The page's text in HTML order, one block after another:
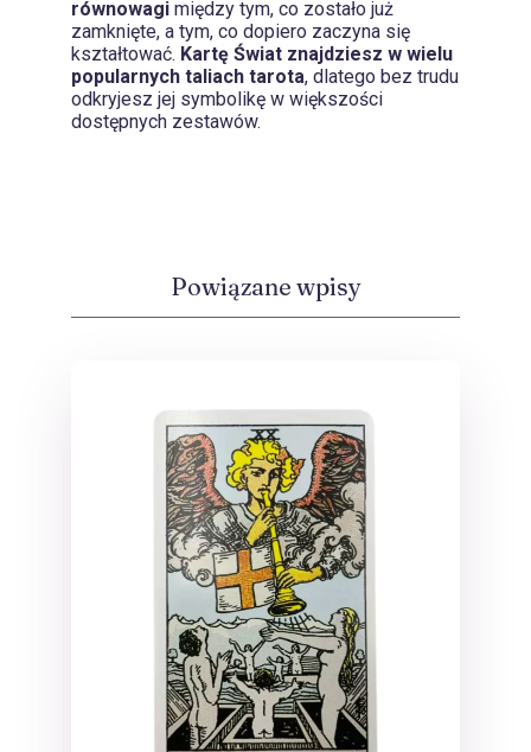
równowagi między tym, co zostało już
zamknięte, a tym, co dopiero zaczyna się
kształtować. Kartę Świat znajdziesz w wielu
popularnych taliach tarota, dlatego bez trudu
odkryjesz jej symbolikę w większości
dostępnych zestawów.
Powiązane wpisy